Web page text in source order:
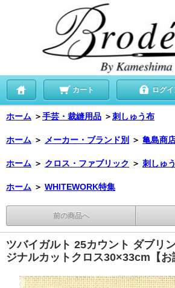
カート ログ
ホーム ＞手芸・裁縫用品 ＞刺しゅう布
ホーム ＞ メーカー・ブランド別 ＞ 亀島商
ホーム ＞ クロス・ファブリック ＞ 刺しゅ
ホーム ＞ WHITEWORK特集
前の商品へ
ツバイガルト 25カウント ダブリ
ジナルカットクロス30×33cm【お